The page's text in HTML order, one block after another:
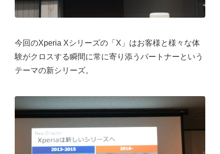
今回のXperia Xシリーズの「X」はお客様と様々な体
験がクロスする瞬間に常に寄り添うパートナーという
テーマの新シリーズ。